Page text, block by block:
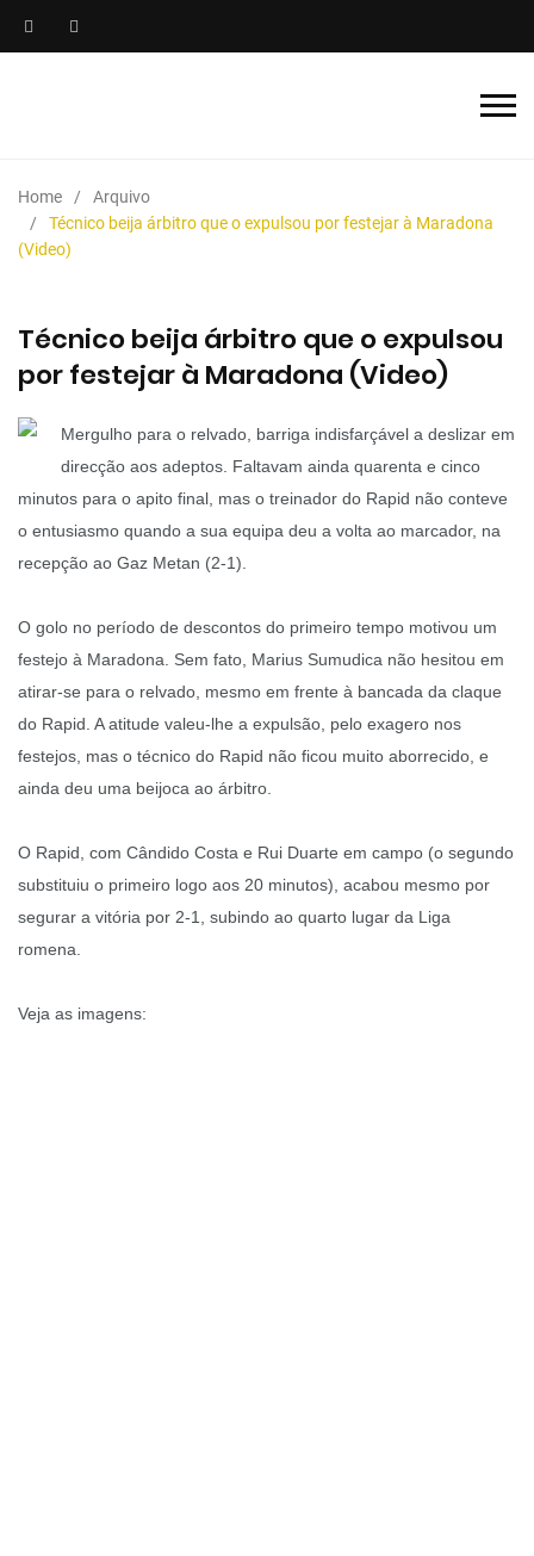
Home
Arquivo
Técnico beija árbitro que o expulsou por festejar à Maradona
(Video)
Técnico beija árbitro que o expulsou
por festejar à Maradona (Video)
Mergulho para o relvado, barriga indisfarçável a deslizar em
direcção aos adeptos. Faltavam ainda quarenta e cinco
minutos para o apito final, mas o treinador do Rapid não conteve
o entusiasmo quando a sua equipa deu a volta ao marcador, na
recepção ao Gaz Metan (2-1).
O golo no período de descontos do primeiro tempo motivou um
festejo à Maradona. Sem fato, Marius Sumudica não hesitou em
atirar-se para o relvado, mesmo em frente à bancada da claque
do Rapid. A atitude valeu-lhe a expulsão, pelo exagero nos
festejos, mas o técnico do Rapid não ficou muito aborrecido, e
ainda deu uma beijoca ao árbitro.
O Rapid, com Cândido Costa e Rui Duarte em campo (o segundo
substituiu o primeiro logo aos 20 minutos), acabou mesmo por
segurar a vitória por 2-1, subindo ao quarto lugar da Liga
romena.
Veja as imagens: